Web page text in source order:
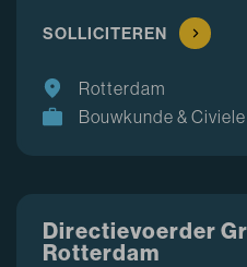
SOLLICITEREN
Rotterdam
Bouwkunde &
Directievoerder
Rotterdam